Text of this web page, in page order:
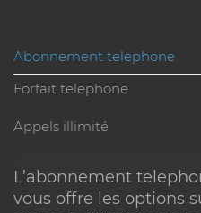
Abonnement telephone
Forfait telephone
Appels illimité
L’abonnement
vous offre les options
Consultez
Visitez